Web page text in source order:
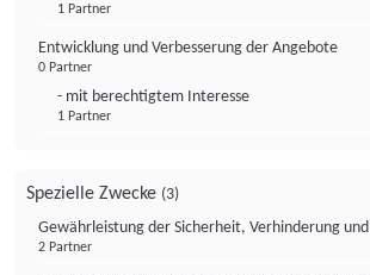
1 Partner
Entwicklung und Verbesserung der Angebote
0 Partner
- mit berechtigtem Interesse
1 Partner
Spezielle Zwecke (3)
Gewährleistung der Sicherheit, Verhinderung
2 Partner